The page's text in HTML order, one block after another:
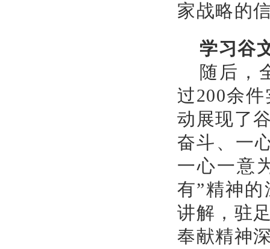
家战略的
学习谷
随后，
过200余
动展现了
奋斗、一
一心一意
有”精神
讲解，驻
奉献精神